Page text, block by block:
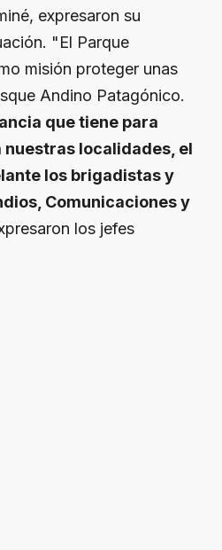
expresaron su
"El Parque
misión proteger unas
Andino Patagónico.
que tiene para
localidades, el
los brigadistas y
Comunicaciones y
los jefes